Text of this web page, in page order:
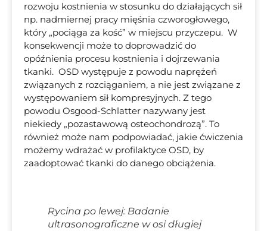
rozwoju kostnienia w stosunku do działających sił
np. nadmiernej pracy mięśnia czworogłowego,
który „pociąga za kość” w miejscu przyczepu. W
konsekwencji może to doprowadzić do
opóźnienia procesu kostnienia i dojrzewania
tkanki. OSD występuje z powodu naprężeń
związanych z rozciąganiem, a nie jest związane z
występowaniem sił kompresyjnych. Z tego
powodu Osgood-Schlatter nazywany jest
niekiedy „pozastawową osteochondrozą”. To
również może nam podpowiadać, jakie ćwiczenia
możemy wdrażać w profilaktyce OSD, by
zaadoptować tkanki do danego obciążenia.
Rycina po lewej: Badanie
ultrasonograficzne w osi długiej